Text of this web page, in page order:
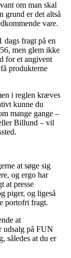
om man skal
grund er det altså
vare.
dags fragt på en
men glem ikke
for et angivent
produkterne
i reglen kræves
kunne du
mange gange –
Billund – vil
at søge sig
og ergo har
at presse
piger, og ligeså
portofri fragt.
at
udsalg på FUN
således at du er